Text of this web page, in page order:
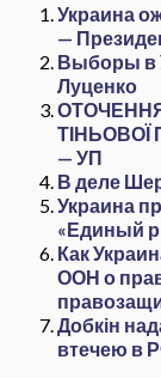
Украина
—
Выборы в
Луценко
ТІНЬОВОЇ
— УП
В деле
Украина
«Единый
Как
ООН о
Добкін
втечею в